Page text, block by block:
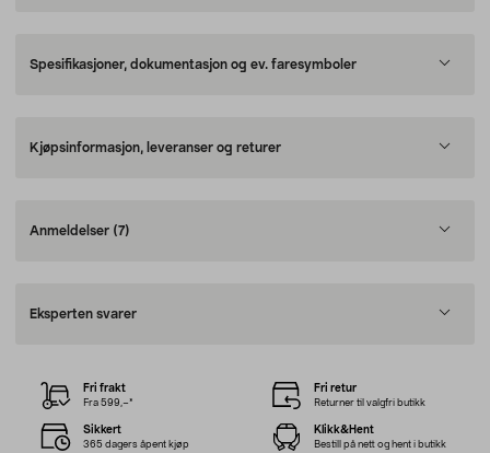
Spesifikasjoner, dokumentasjon og ev. faresymboler
Kjøpsinformasjon, leveranser og returer
Anmeldelser (7)
Eksperten svarer
Fri frakt
Fra 599,–*
Fri retur
Returner til valgfri butikk
Sikkert
365 dagers åpent kjøp
Klikk&Hent
Bestill på nett og hent i butikk